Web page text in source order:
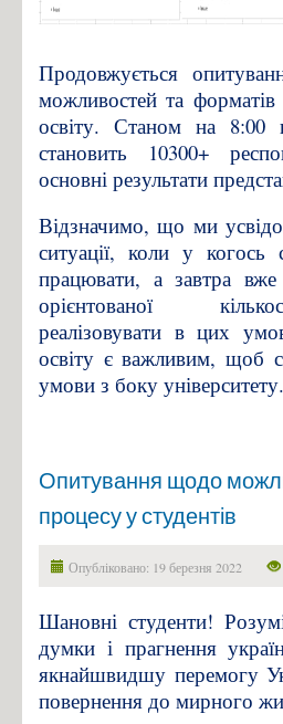
Продовжується
можливостей та форматів
освіту. Станом на 8:00
становить 10300+
основні результати
Відзначимо, що ми
ситуації, коли у когось
працювати, а завтра
орієнтованої
реалізовувати в цих
освіту є важливим, щоб
умови з боку університету.
Опитування щодо
процесу у студентів
Опубліковано: 19 березня 2022
Шановні студенти!
думки і прагнення
якнайшвидшу перемогу
повернення до мирного